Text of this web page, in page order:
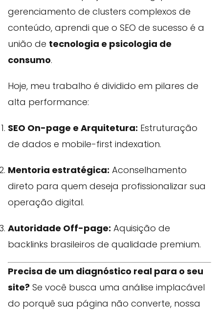
gerenciamento de clusters complexos de
conteúdo, aprendi que o SEO de sucesso é a
união de tecnologia e psicologia de
consumo.
Hoje, meu trabalho é dividido em pilares de
alta performance:
SEO On-page e Arquitetura: Estruturação
de dados e mobile-first indexation.
Mentoria estratégica: Aconselhamento
direto para quem deseja profissionalizar sua
operação digital.
Autoridade Off-page: Aquisição de
backlinks brasileiros de qualidade premium.
Precisa de um diagnóstico real para o seu
site? Se você busca uma análise implacável
do porquê sua página não converte, nossa